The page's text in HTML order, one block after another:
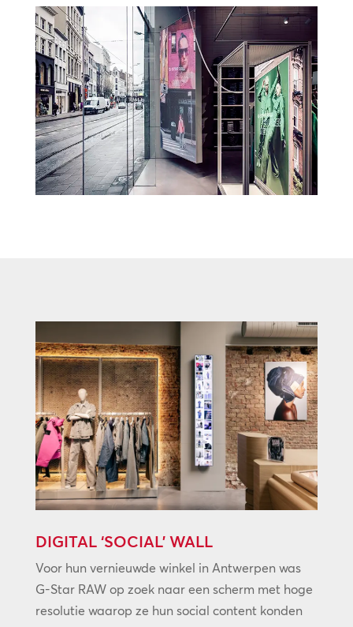
DIGITAL ‘SOCIAL’ WALL
Voor hun vernieuwde winkel in Antwerpen was
G-Star RAW op zoek naar een scherm met hoge
resolutie waarop ze hun social content konden